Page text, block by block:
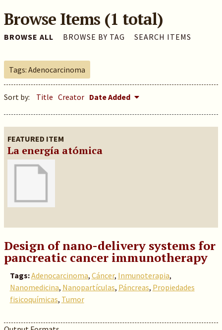
Browse Items (1 total)
BROWSE ALL BROWSE BY TAG SEARCH ITEMS
Tags: Adenocarcinoma
Sort by: Title Creator Date Added
FEATURED ITEM
La energía atómica
Design of nano-delivery systems for
pancreatic cancer immunotherapy
Tags:Adenocarcinoma, Cáncer, Inmunoterapia,
Nanomedicina, Nanopartículas, Páncreas, Propiedades
fisicoquímicas, Tumor